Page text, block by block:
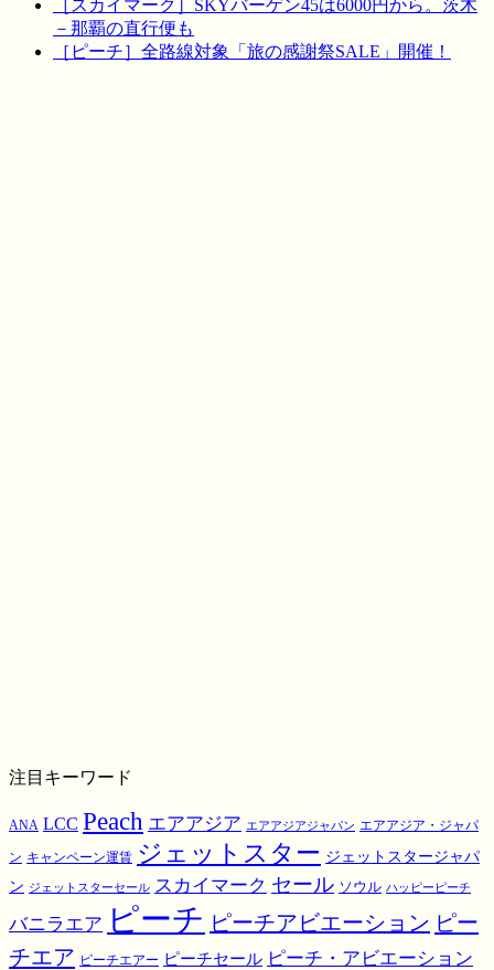
［スカイマーク］SKYバーゲン45は6000円から。茨木
－那覇の直行便も
［ピーチ］全路線対象「旅の感謝祭SALE」開催！
注目キーワード
ANA LCC Peach エアアジア エアアジアジャパン エアアジア・ジャパ
ン キャンペーン運賃 ジェットスター ジェットスタージャパ
ン ジェットスターセール スカイマーク セール ソウル ハッピーピーチ
バニラエア ピーチ ピーチアビエーション ピー
チエア ピーチエアー ピーチセール ピーチ・アビエーション